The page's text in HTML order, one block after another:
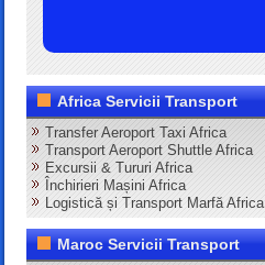
Africa Servicii Transport
Transfer Aeroport Taxi Africa
Transport Aeroport Shuttle Africa
Excursii & Tururi Africa
Închirieri Mașini Africa
Logistică și Transport Marfă Africa
Maroc Servicii Transport